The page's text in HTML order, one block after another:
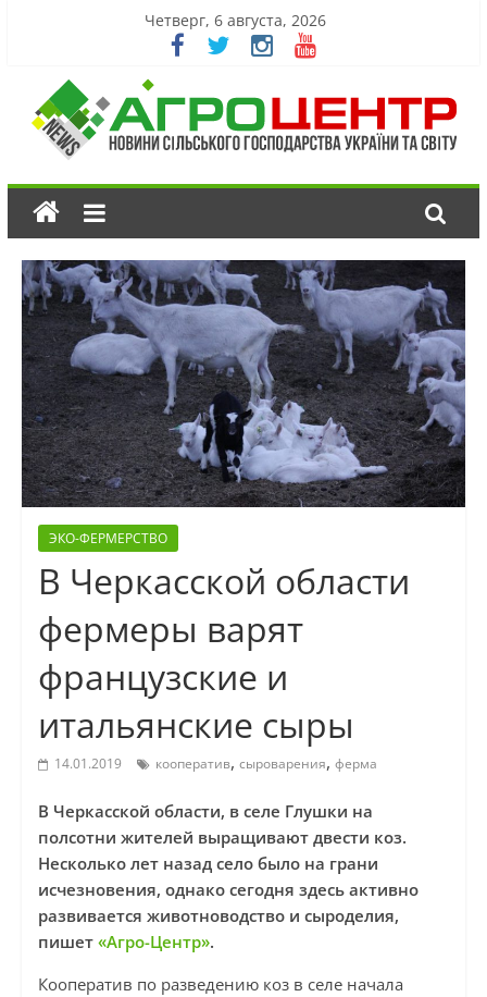
Четверг, 6 августа, 2026
ЭКО-ФЕРМЕРСТВО
В Черкасской области
фермеры варят
французские и
итальянские сыры
14.01.2019 кооператив, сыроварения, ферма
В Черкасской области, в селе Глушки на
полсотни жителей выращивают двести коз.
Несколько лет назад село было на грани
исчезновения, однако сегодня здесь активно
развивается животноводство и сыроделия,
пишет «Агро-Центр».
Кооператив по разведению коз в селе начала